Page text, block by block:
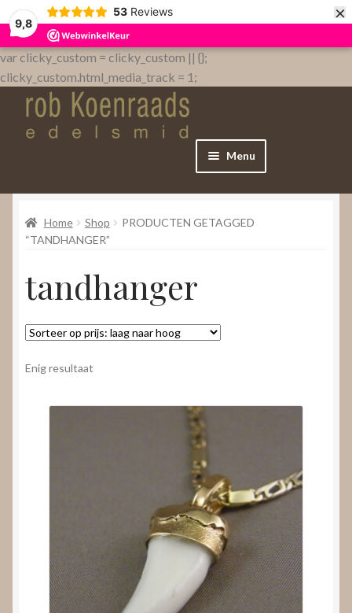
9,8
53 Reviews ×
var clicky_custom = clicky_custom || {};
clicky_custom.html_media_track = 1;
Menu
Home
WebShop
Over
Nieuws
Video’s
Home Shop
PRODUCTEN GETAGGED
“TANDHANGER”
tandhanger
Enig resultaat